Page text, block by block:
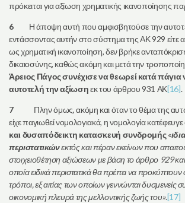
πρόκειται για αξίωση χρηματικής ικανοποίησης
6 Η άποψη αυτή που αμφισβητούσε την
εντάσσοντας αυτήν στο σύστημα της ΑΚ 929 είτε
ως χρηματική ικανοποίηση, δεν βρήκε
δικαιοσύνης, καθώς ακόμη και μετά την
Άρειος Πάγοςσυνέχισε να θεωρεί κατά
αυτοτελή την αξίωσηεκ του άρθρου 931 ΑΚ[16].
7 Πλην όμως, ακόμη και όταν το θέμα της
είχε παγιωθεί νομολογιακά, η νομολογία κατέφευγε
και δυσαπόδεικτη κατασκευή συνδρομής«
περιστατικώνεκτός και πέραν εκείνων που
στοιχειοθέτηση αξιώσεων με βάση το άρθρο 929
οποία ειδικά περιστατικά θα πρέπει να προκύπτουν
τρόποι, εξ αιτίας των οποίων γεννώνται δυσμενείς
οικονομική πλευρά της μελλοντικής ζωής του».[17]